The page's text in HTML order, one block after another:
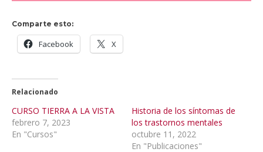
Comparte esto:
Facebook X
Relacionado
CURSO TIERRA A LA VISTA
febrero 7, 2023
En "Cursos"
Historia de los síntomas de
los trastornos mentales
octubre 11, 2022
En "Publicaciones"